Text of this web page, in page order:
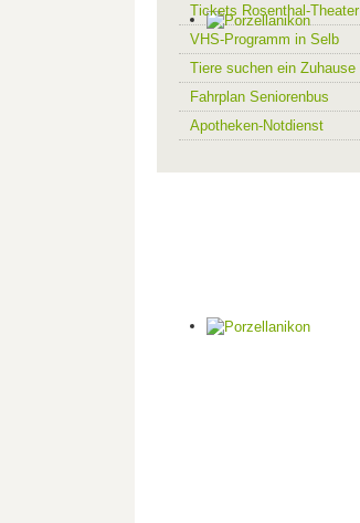
Tickets Rosenthal-Theater
VHS-Programm in Selb
Tiere suchen ein Zuhause
Fahrplan Seniorenbus
Apotheken-Notdienst